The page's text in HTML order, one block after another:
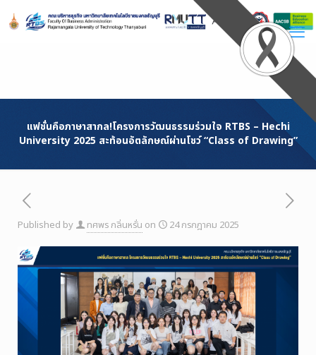
Content
แฟชั่นคือภาษาสากล!โครงการวัฒนธรรมร่วมใจ RTBS – Hechi
University 2025 สะท้อนอัตลักษณ์ผ่านโชว์ “Class of Drawing”
Published by ทศพร กลิ่นหรั่น on 24 กรกฎาคม 2025